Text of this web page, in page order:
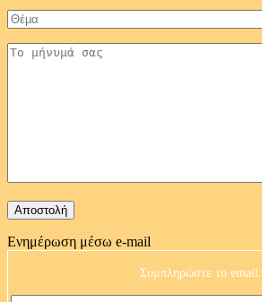
Ενημέρωση μέσω e-mail
Συμπληρώστε το email: